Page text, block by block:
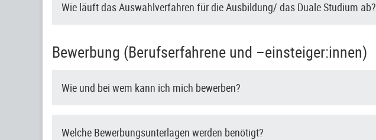
Wie läuft das Auswahlverfahren für die Ausbildung/ das Duale Studium ab?
Bewerbung (Berufserfahrene und –einsteiger:innen)
Wie und bei wem kann ich mich bewerben?
Welche Bewerbungsunterlagen werden benötigt?